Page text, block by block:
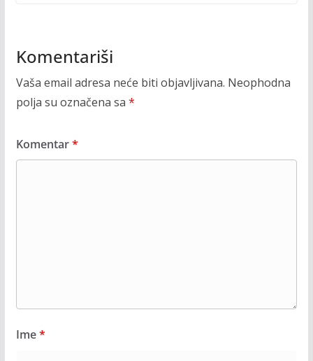
Komentariši
Vaša email adresa neće biti objavljivana. Neophodna
polja su označena sa *
Komentar*
Ime*